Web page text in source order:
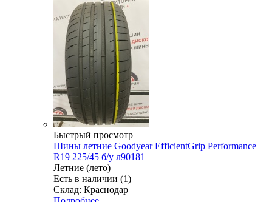
Быстрый просмотр
Шины летние Goodyear EfficientGrip Performance
R19 225/45 б/у л90181
Летние (лето)
Есть в наличии (1)
Склад: Краснодар